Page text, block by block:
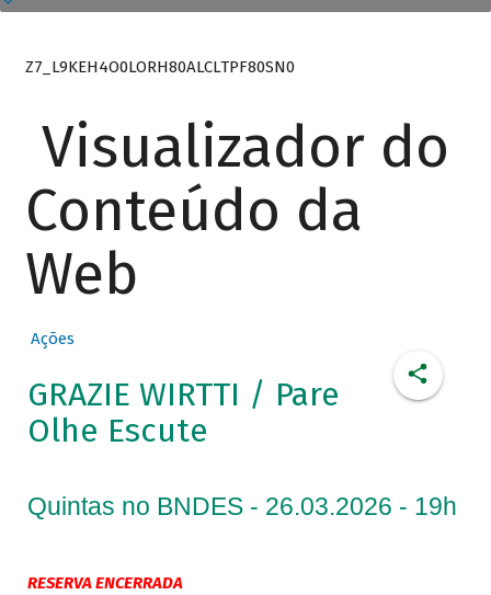
Z7_L9KEH4O0LORH80ALCLTPF80SN0
Visualizador do
Conteúdo da
Web
Ações
GRAZIE WIRTTI / Pare
Olhe Escute
Quintas no BNDES - 26.03.2026 - 19h
RESERVA ENCERRADA